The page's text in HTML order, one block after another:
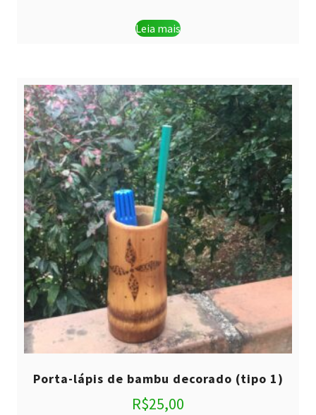
Leia mais
Porta-lápis de bambu decorado (tipo 1)
R$25,00